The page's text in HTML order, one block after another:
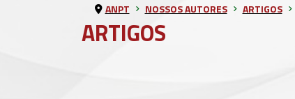
ARTIGOS
ANPT NOSSOS AUTORES ARTIGOS